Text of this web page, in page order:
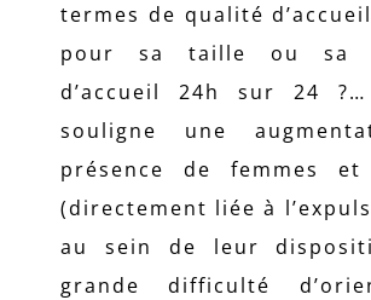
termes de qualité
pour sa taille ou sa
d’accueil 24h sur 24 ?…
souligne une
présence de femmes
(directement liée à
au sein de leur
grande difficulté